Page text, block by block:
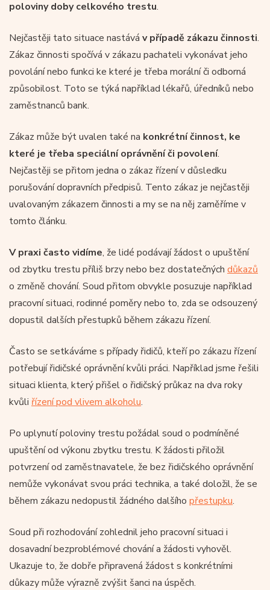
poloviny doby celkového trestu.
Nejčastěji tato situace nastává v případě zákazu činnosti.
Zákaz činnosti spočívá v zákazu pachateli vykonávat jeho
povolání nebo funkci ke které je třeba morální či odborná
způsobilost. Toto se týká například lékařů, úředníků nebo
zaměstnanců bank.
Zákaz může být uvalen také na konkrétní činnost, ke
které je třeba speciální oprávnění či povolení.
Nejčastěji se přitom jedna o zákaz řízení v důsledku
porušování dopravních předpisů. Tento zákaz je nejčastěji
uvalovaným zákazem činnosti a my se na něj zaměříme v
tomto článku.
V praxi často vidíme, že lidé podávají žádost o upuštění
od zbytku trestu příliš brzy nebo bez dostatečných důkazů
o změně chování. Soud přitom obvykle posuzuje například
pracovní situaci, rodinné poměry nebo to, zda se odsouzený
dopustil dalších přestupků během zákazu řízení.
Často se setkáváme s případy řidičů, kteří po zákazu řízení
potřebují řidičské oprávnění kvůli práci. Například jsme řešili
situaci klienta, který přišel o řidičský průkaz na dva roky
kvůli řízení pod vlivem alkoholu.
Po uplynutí poloviny trestu požádal soud o podmíněné
upuštění od výkonu zbytku trestu. K žádosti přiložil
potvrzení od zaměstnavatele, že bez řidičského oprávnění
nemůže vykonávat svou práci technika, a také doložil, že se
během zákazu nedopustil žádného dalšího přestupku.
Soud při rozhodování zohlednil jeho pracovní situaci i
dosavadní bezproblémové chování a žádosti vyhověl.
Ukazuje to, že dobře připravená žádost s konkrétními
důkazy může výrazně zvýšit šanci na úspěch.